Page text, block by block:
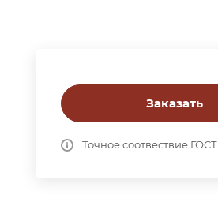
Заказать
Точное соотвествие ГОСТ.